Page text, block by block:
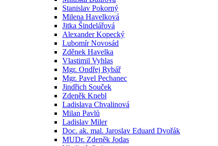
Stanislav Pokorný
Milena Havelková
Jitka Šindelářová
Alexander Kopecký
Lubomír Novosád
Zděnek Havelka
Vlastimil Vyhlas
Mgr. Ondřej Rybář
Mgr. Pavel Pechanec
Jindřich Souček
Zdeněk Knebl
Ladislava Chvalinová
Milan Pavlů
Ladislav Miler
Doc. ak. mal. Jaroslav Eduard Dvořák
MUDr. Zdeněk Jodas